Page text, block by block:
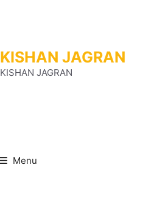
KISHAN JAGRAN
KISHAN JAGRAN
Menu